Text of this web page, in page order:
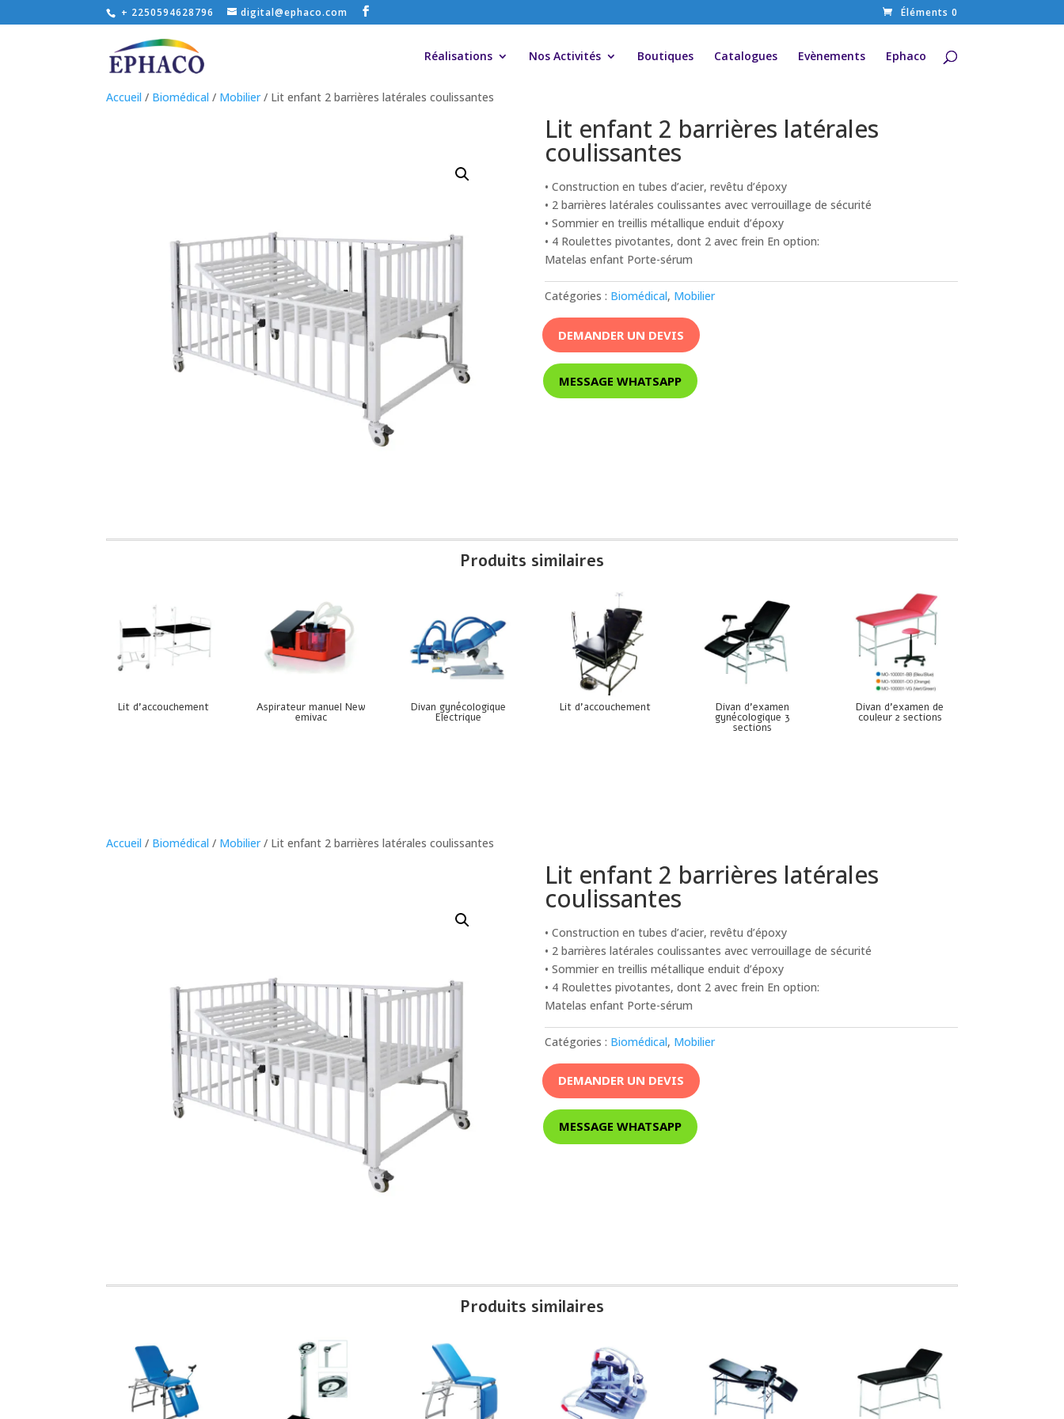
+ 2250594628796 digital@ephaco.com Éléments 0
Réalisations Nos Activités Boutiques Catalogues Evènements Ephaco
Accueil / Biomédical / Mobilier/ Lit enfant 2 barrières latérales coulissantes
Lit enfant 2 barrières latérales
coulissantes
• Construction en tubes d’acier, revêtu d’époxy
• 2 barrières latérales coulissantes avec verrouillage de sécurité
• Sommier en treillis métallique enduit d’époxy
• 4 Roulettes pivotantes, dont 2 avec frein En option:
Matelas enfant Porte-sérum
Catégories : Biomédical, Mobilier
DEMANDER UN DEVIS
MESSAGE WHATSAPP
Produits similaires
Lit d’accouchement Aspirateur manuel New
emivac
Divan gynécologique
Electrique
Lit d’accouchement Divan d’examen
gynécologique 3
sections
Divan d’examen de
couleur 2 sections
Accueil / Biomédical / Mobilier/ Lit enfant 2 barrières latérales coulissantes
Lit enfant 2 barrières latérales
coulissantes
• Construction en tubes d’acier, revêtu d’époxy
• 2 barrières latérales coulissantes avec verrouillage de sécurité
• Sommier en treillis métallique enduit d’époxy
• 4 Roulettes pivotantes, dont 2 avec frein En option:
Matelas enfant Porte-sérum
Catégories : Biomédical, Mobilier
DEMANDER UN DEVIS
MESSAGE WHATSAPP
Produits similaires